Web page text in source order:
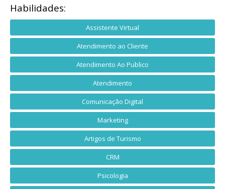
Habilidades:
Assistente Virtual
Atendimento ao Cliente
Atendimento Ao Publico
Atendimento
Comunicação Digital
Marketing
Artigos de Turismo
CRM
Psicologia